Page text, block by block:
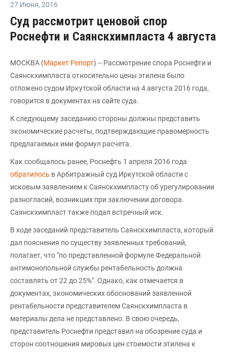
27 Июня, 2016
Суд рассмотрит ценовой спор
Роснефти и Саянскхимпласта 4 августа
МОСКВА (Маркет Репорт) -- Рассмотрение спора Роснефти и
Саянскхимпласта относительно цены этилена было
отложено судом Иркутской области на 4 августа 2016 года,
говорится в документах на сайте суда.
К следующему заседанию стороны должны представить
экономические расчеты, подтверждающие правомерность
предлагаемых ими формул расчета.
Как сообщалось ранее, Роснефть 1 апреля 2016 года
обратилось в Арбитражный суд Иркутской области с
исковым заявлением к Саянскхимпласту об урегулировании
разногласий, возникших при заключении договора.
Саянскхимпласт также подал встречный иск.
В ходе заседаний представитель Саянскхимпласта, который
дал пояснения по существу заявленных требований,
полагает, что "по представленной формуле Федеральной
антимонопольной службы рентабельность должна
составлять от 22 до 25%". Однако, как отмечается в
документах, экономических обоснований заявленной
рентабельности представителем Саянскхимпласта в
материалы дела не представлено. В свою очередь,
представитель Роснефти представил на обозрение суда и
сторон соотношения мировых цен стоимости этилена к